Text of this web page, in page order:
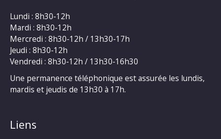
Lundi : 8h30-12h
Mardi : 8h30-12h
Mercredi : 8h30-12h / 13h30-17h
Jeudi : 8h30-12h
Vendredi : 8h30-12h / 13h30-16h30
Une permanence téléphonique est assurée les lundis,
mardis et jeudis de 13h30 à 17h.
Liens